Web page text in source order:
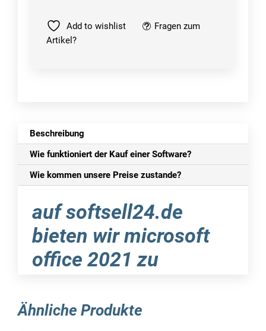
Sek.
Sofortdownload
Add to wishlist
Fragen zum
Artikel?
Beschreibung
Wie funktioniert der Kauf einer Software?
Wie kommen unsere Preise zustande?
auf softsell24.de
bieten wir microsoft
office 2021 zu
um den arbeitsablauf im professionellen bereich
Ähnliche Produkte